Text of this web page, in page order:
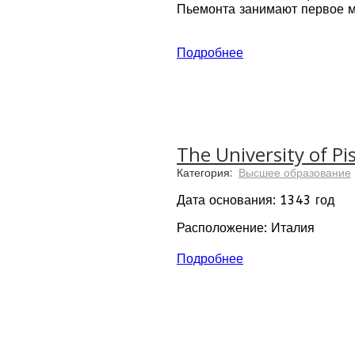
Пьемонта занимают первое
Дата основания: 1998 год
Количество международных
Языки преподавания:
Подробнее
The University of
Категория: Высшее образование
Дата основания: 1343 год
Расположение: Италия
Количество факультетов: 20
Подробнее